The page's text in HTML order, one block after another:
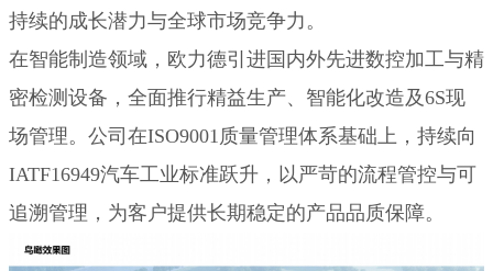
持续的成长潜力与全球市场竞争力。
在智能制造领域，欧力德引进国内外先进数控加工与精
密检测设备，全面推行精益生产、智能化改造及6S现
场管理。公司在ISO9001质量管理体系基础上，持续向
IATF16949汽车工业标准跃升，以严苛的流程管控与可
追溯管理，为客户提供长期稳定的产品品质保障。